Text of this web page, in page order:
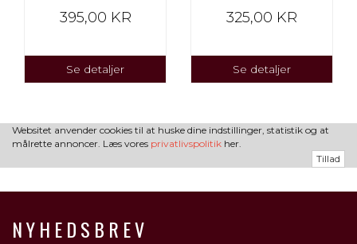
395,00 KR
Se detaljer
325,00 KR
Se detaljer
Websitet anvender cookies til at huske dine indstillinger, statistik og at
målrette annoncer. Læs vores privatlivspolitik her.
Tillad
NYHEDSBREV